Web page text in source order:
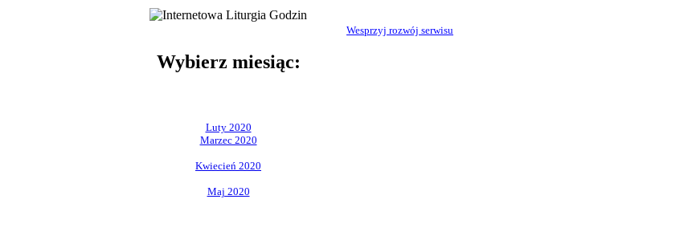
Wesprzyj rozwój serwisu
Wybierz miesiąc:
Luty 2020
Marzec 2020
Kwiecień 2020
Maj 2020